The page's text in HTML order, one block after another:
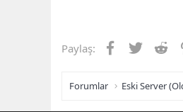
Paylaş: Facebook
Twitter
Forumlar Eski Server